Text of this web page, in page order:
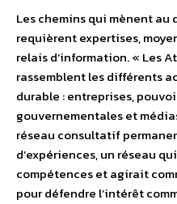
Les chemins qui mènent
requièrent expertises,
relais d’information. « Les
rassemblent les différents
durable : entreprises,
gouvernementales et
réseau consultatif
d’expériences, un réseau
compétences et agirait
pour défendre l’intérêt